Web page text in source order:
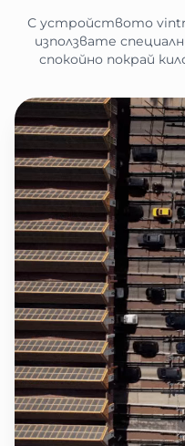
С устройството
използвате
спокойно покрай